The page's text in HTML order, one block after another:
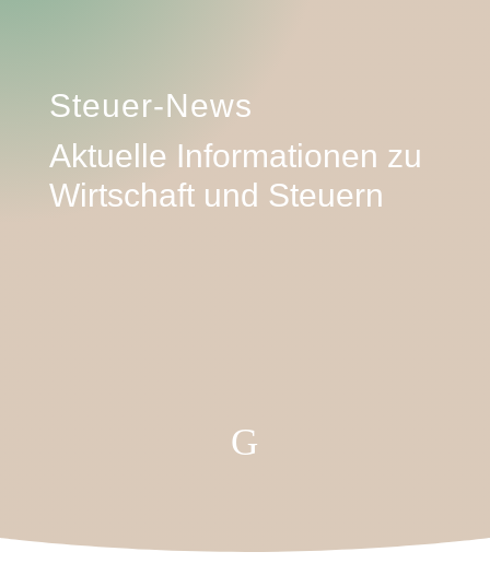
Steuer-News
Aktuelle Informationen zu
Wirtschaft und Steuern
G